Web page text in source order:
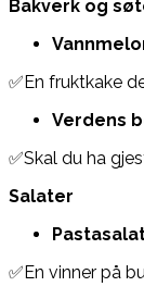
Bakverk og
✅En fruktkake
Verdens
✅Skal du ha
Salater
✅En vinner på